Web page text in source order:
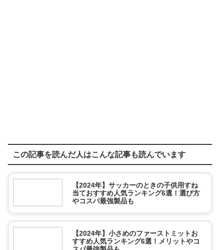
この記事を読んだ人はこんな記事も読んでいます
【2024年】サッカーのときの子供用すね
当ておすすめ人気ランキング6選！選び方
やコスパ最強製品も
【2024年】小さめのファーストミットお
すすめ人気ランキング6選！メリットやコ